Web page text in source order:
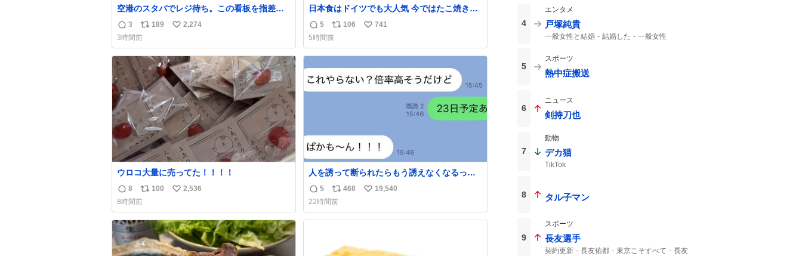
空港のスタバでレジ待ち。この看板を指差し
て 「コーヒー苦手な人コーヒー飲まない
よ！」て叫び続けてる子供いて吹き出しそうw
お母さんお疲れ様です。
返
信
数
3
リ
ポ
ス
ト
数
189
い
ね
数
2,274
3時間前
日本食はドイツでも大人気 今ではたこ焼きも
入手可能ですが、🥑や🌽、ウィンナーや枝豆
などが入っているオリジナルたこ焼きへと進
化 大使館の広報課長ハインリッヒは、日本で
たこ焼きに心奪われ、ベルリンにいたときに
こ焼きの日
返
信
数
5
リ
ポ
ス
ト
数
106
い
ね
数
741
5時間前
ウロコ大量に売ってた！！！！
返
信
数
8
リ
ポ
ス
ト
数
100
い
ね
数
2,536
8時間前
人を誘って断られたらもう誘えなくなるって
人、これ見て元気出してほしい
返
信
数
5
リ
ポ
ス
468
い
ね
19,540
22時間前
4
エンタメ
戸塚純貴
一般女性と結婚 結婚した 一般女性
5
スポーツ
熱中症搬送
6
ニュース
剣持刀也
7
動物
デカ猫
TikTok
8 タル子マン
9
スポーツ
長友選手
契約更新 長友佑都 東京こそすべて 長友